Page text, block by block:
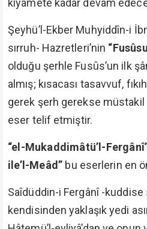
kıyamete kadar devam
Şeyhü’l-Ekber Muhyiddîn-i
sırruh- Hazretleri’nin
olduğu şerhle Fusûs’un ilk
almış; kısacası tasavvuf,
gerek şerh gerekse müstakil
eser telif etmiştir.
“el-Mukaddimâtü’l-
ile’l-Meâd” bu eserlerin en
Saîdüddin-i Fergânî -kuddise
kendisinden yaklaşık yedi